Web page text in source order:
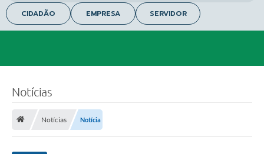
CIDADÃO EMPRESA SERVIDOR
Notícias
Notícias Notícia